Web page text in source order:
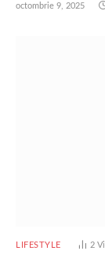
octombrie 9, 2025
LIFESTYLE 2